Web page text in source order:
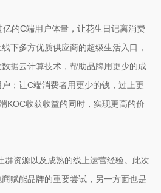
的C端用户体量，让花生日记离消费
下多方优质供应商的超级生活入口，
据云计算技术，帮助品牌用更少的成
；让C端消费者用更少的钱，过上更
KOC收获收益的同时，实现更高的价
群资源以及成熟的线上运营经验。此次
赋能品牌的重要尝试，另一方面也是